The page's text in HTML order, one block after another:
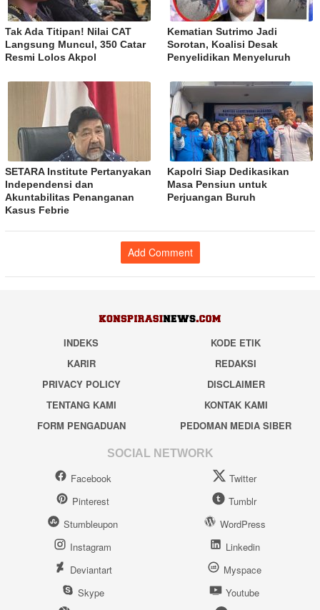
Tak Ada Titipan! Nilai CAT
Langsung Muncul, 350 Catar
Resmi Lolos Akpol
Kematian Sutrimo Jadi
Sorotan, Koalisi Desak
Penyelidikan Menyeluruh
SETARA Institute Pertanyakan
Independensi dan
Akuntabilitas Penanganan
Kasus Febrie
Kapolri Siap Dedikasikan
Masa Pensiun untuk
Perjuangan Buruh
Add Comment
INDEKS
KODE ETIK
KARIR
REDAKSI
PRIVACY POLICY
DISCLAIMER
TENTANG KAMI
KONTAK KAMI
FORM PENGADUAN
PEDOMAN MEDIA SIBER
SOCIAL NETWORK
Facebook
Twitter
Pinterest
Tumblr
Stumbleupon
WordPress
Instagram
Linkedin
Deviantart
Myspace
Skype
Youtube